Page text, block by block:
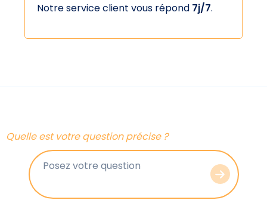
Notre service client vous répond 7j/7.
Quelle est votre question précise ?